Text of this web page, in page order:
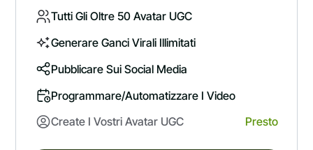
Tutti Gli Oltre 50 Avatar UGC
Generare Ganci Virali Illimitati
Pubblicare Sui Social Media
Programmare/automatizzare I Video
Create I Vostri Avatar UGC
Presto